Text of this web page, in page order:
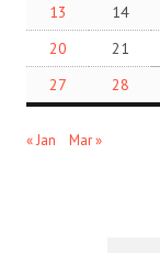
13
14
20
21
27
28
« Jan Mar »